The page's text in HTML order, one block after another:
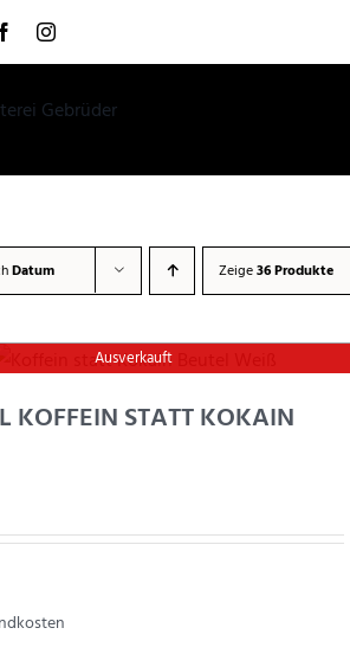
Datum Zeige36 Produkte
Ausverkauft
KOFFEIN STATT KOKAIN